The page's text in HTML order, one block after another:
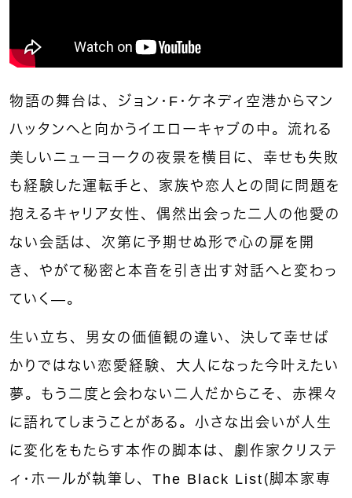
物語の舞台は、ジョン・F・ケネディ空港からマン
ハッタンへと向かうイエローキャブの中。流れる
美しいニューヨークの夜景を横目に、幸せも失敗
も経験した運転手と、家族や恋人との間に問題を
抱えるキャリア女性、偶然出会った二人の他愛の
ない会話は、次第に予期せぬ形で心の扉を開
き、やがて秘密と本音を引き出す対話へと変わっ
ていく—。
生い立ち、男女の価値観の違い、決して幸せば
かりではない恋愛経験、大人になった今叶えたい
夢。もう二度と会わない二人だからこそ、赤裸々
に語れてしまうことがある。小さな出会いが人生
に変化をもたらす本作の脚本は、劇作家クリステ
ィ・ホールが執筆し、The Black List（脚本家専